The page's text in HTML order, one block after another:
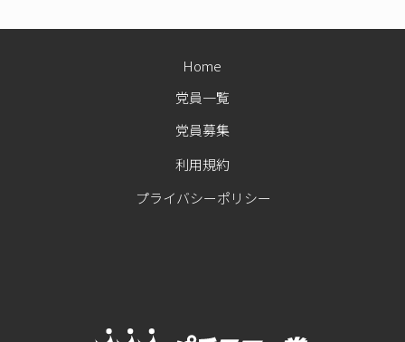
党員一覧
党員募集
利用規約
Home
プライバシーポリシー